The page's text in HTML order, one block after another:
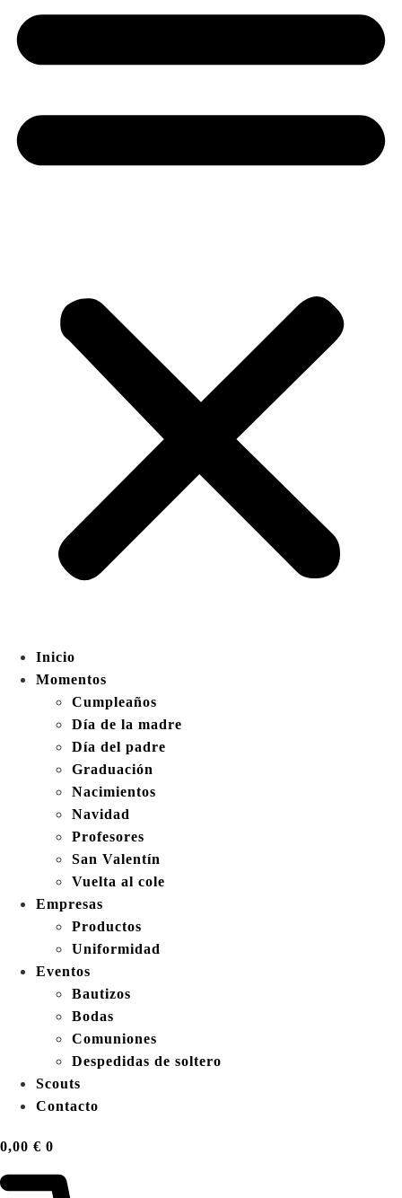
Inicio
Momentos
Cumpleaños
Día de la madre
Día del padre
Graduación
Nacimientos
Navidad
Profesores
San Valentín
Vuelta al cole
Empresas
Productos
Uniformidad
Eventos
Bautizos
Bodas
Comuniones
Despedidas de soltero
Scouts
Contacto
0,00 € 0